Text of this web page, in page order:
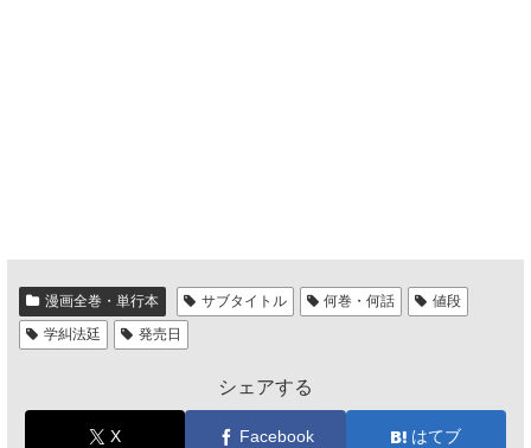
漫画全巻・単行本 サブタイトル 何巻・何話
値段
学糾法廷
発売日
シェアする
X Facebook はてブ